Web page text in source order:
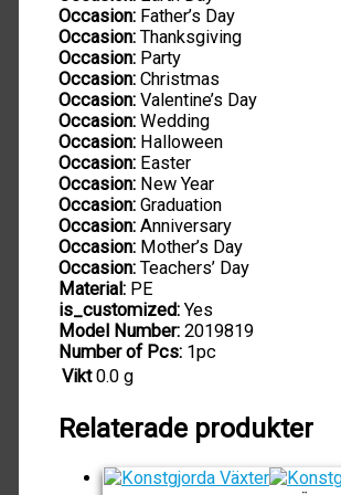
Occasion: Father’s Day
Occasion: Thanksgiving
Occasion: Party
Occasion: Christmas
Occasion: Valentine’s Day
Occasion: Wedding
Occasion: Halloween
Occasion: Easter
Occasion: New Year
Occasion: Graduation
Occasion: Anniversary
Occasion: Mother’s Day
Occasion: Teachers’ Day
Material: PE
is_customized:Yes
Model Number: 2019819
Number of Pcs: 1pc
Vikt 0.0 g
Relaterade produkter